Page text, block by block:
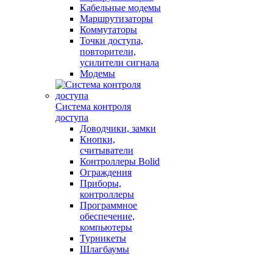
Кабельные модемы
Маршрутизаторы
Коммутаторы
Точки доступа,
повторители,
усилители сигнала
Модемы
Система контроля
доступа
Доводчики, замки
Кнопки,
считыватели
Контроллеры Bolid
Ограждения
Приборы,
контроллеры
Программное
обеспечение,
компьютеры
Турникеты
Шлагбаумы